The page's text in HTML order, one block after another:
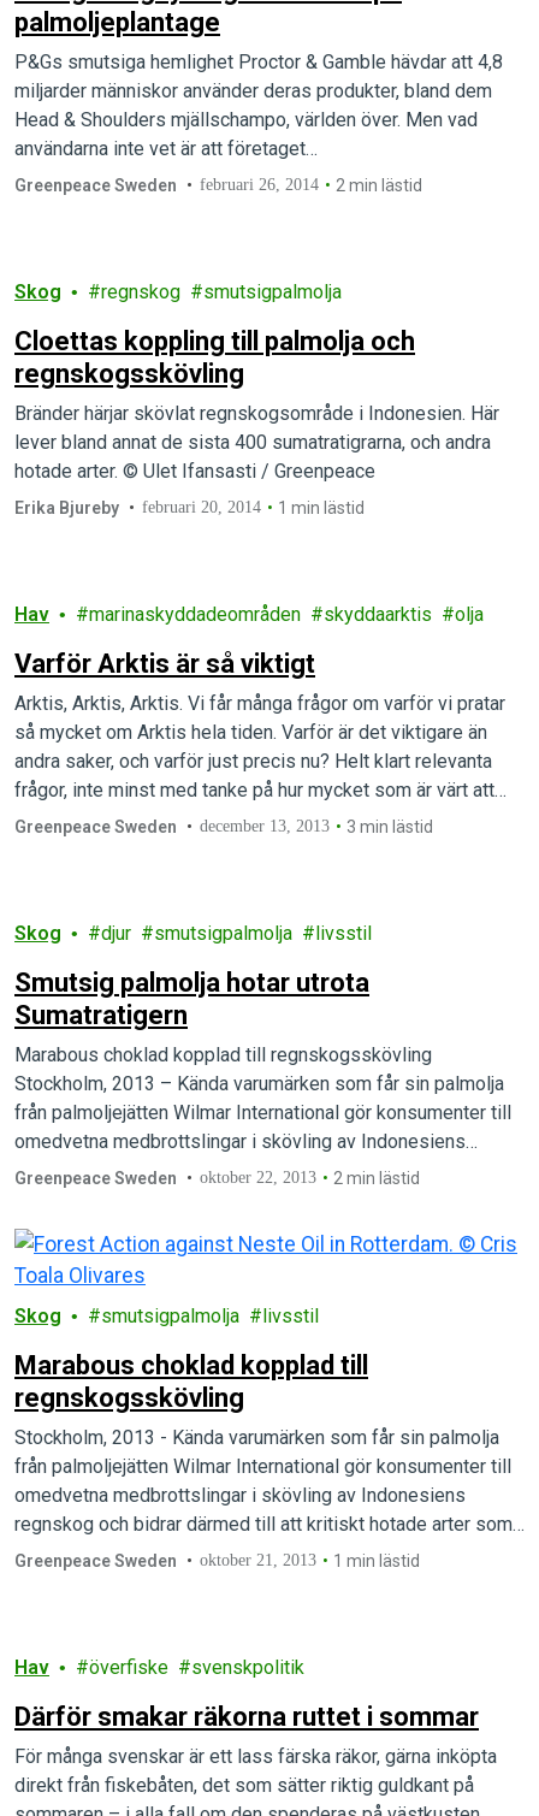
palmoljeplantage
P&Gs smutsiga hemlighet Proctor & Gamble hävdar att 4,8
miljarder människor använder deras produkter, bland dem
Head & Shoulders mjällschampo, världen över. Men vad
användarna inte vet är att företaget…
Greenpeace Sweden februari 26, 2014 2 min lästid
Skog regnskog smutsigpalmolja
Cloettas koppling till palmolja och
regnskogsskövling
Bränder härjar skövlat regnskogsområde i Indonesien. Här
lever bland annat de sista 400 sumatratigrarna, och andra
hotade arter. © Ulet Ifansasti / Greenpeace
Erika Bjureby februari 20, 2014 1 min lästid
Hav marinaskyddadeområden skyddaarktis olja
Varför Arktis är så viktigt
Arktis, Arktis, Arktis. Vi får många frågor om varför vi pratar
så mycket om Arktis hela tiden. Varför är det viktigare än
andra saker, och varför just precis nu? Helt klart relevanta
frågor, inte minst med tanke på hur mycket som är värt att
skydda och hur många miljöproblem som det är bråttom att
Greenpeace Sweden december 13, 2013 3 min lästid
Skog djur smutsigpalmolja livsstil
Smutsig palmolja hotar utrota
Sumatratigern
Marabous choklad kopplad till regnskogsskövling
Stockholm, 2013 – Kända varumärken som får sin palmolja
från palmoljejätten Wilmar International gör konsumenter till
omedvetna medbrottslingar i skövling av Indonesiens
regnskog och bidrar…
Greenpeace Sweden oktober 22, 2013 2 min lästid
Skog smutsigpalmolja livsstil
Marabous choklad kopplad till
regnskogsskövling
Stockholm, 2013 - Kända varumärken som får sin palmolja
från palmoljejätten Wilmar International gör konsumenter till
omedvetna medbrottslingar i skövling av Indonesiens
regnskog och bidrar därmed till att kritiskt hotade arter som
Sumatratigern står på kanten till utrotning. Bland dessa finns
Greenpeace Sweden oktober 21, 2013 1 min lästid
Hav överfiske svenskpolitik
Därför smakar räkorna ruttet i sommar
För många svenskar är ett lass färska räkor, gärna inköpta
direkt från fiskebåten, det som sätter riktig guldkant på